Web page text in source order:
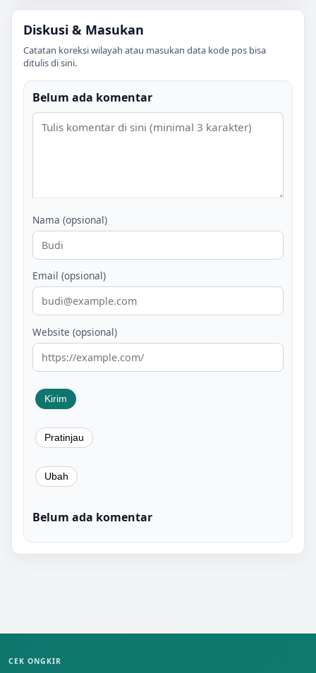
Diskusi & Masukan
Catatan koreksi wilayah atau masukan data kode pos bisa
ditulis di sini.
Belum ada komentar
Nama (opsional)
Email (opsional)
Website (opsional)
Belum ada komentar
CEK ONGKIR